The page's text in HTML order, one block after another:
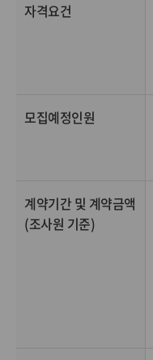
자격요건
모집예정인원
계약기간 및 계약금액
(조사원 기준)